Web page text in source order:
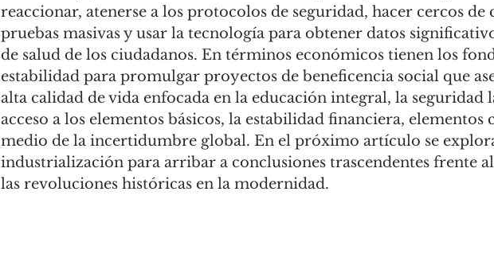
reaccionar, atenerse a los protocolos de seguridad, hacer cercos de
pruebas masivas y usar la tecnología para obtener datos
de salud de los ciudadanos. En términos económicos tienen los
estabilidad para promulgar proyectos de beneficencia social que
alta calidad de vida enfocada en la educación integral, la seguridad
acceso a los elementos básicos, la estabilidad financiera, elementos
medio de la incertidumbre global. En el próximo artículo se
industrialización para arribar a conclusiones trascendentes frente
las revoluciones históricas en la modernidad.